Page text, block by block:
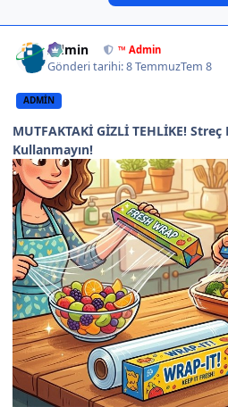
Admin ™ Admin
Gönderi tarihi:8 TemmuzTem 8
ADMIN
MUTFAKTAKİ GİZLİ TEHLİKE!
Kullanmayın!